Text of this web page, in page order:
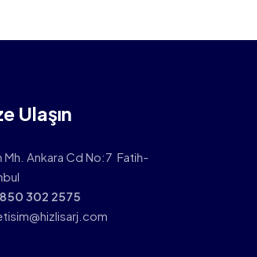
Ulaşın
Mh. Ankara Cd No:7 Fatih-
302 2575